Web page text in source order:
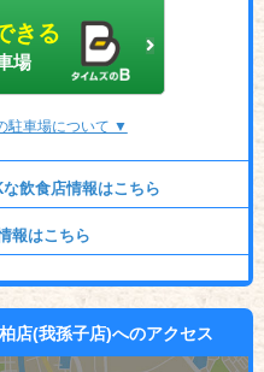
きる
場
駐車場について ▼
飲食店情報はこちら
報はこちら
店(我孫子店)へのアクセス